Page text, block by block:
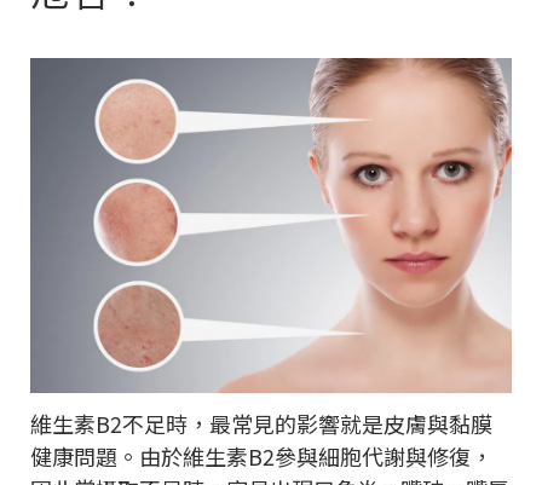
維生素B2不足時，最常見的影響就是皮膚與黏膜
健康問題。由於維生素B2參與細胞代謝與修復，